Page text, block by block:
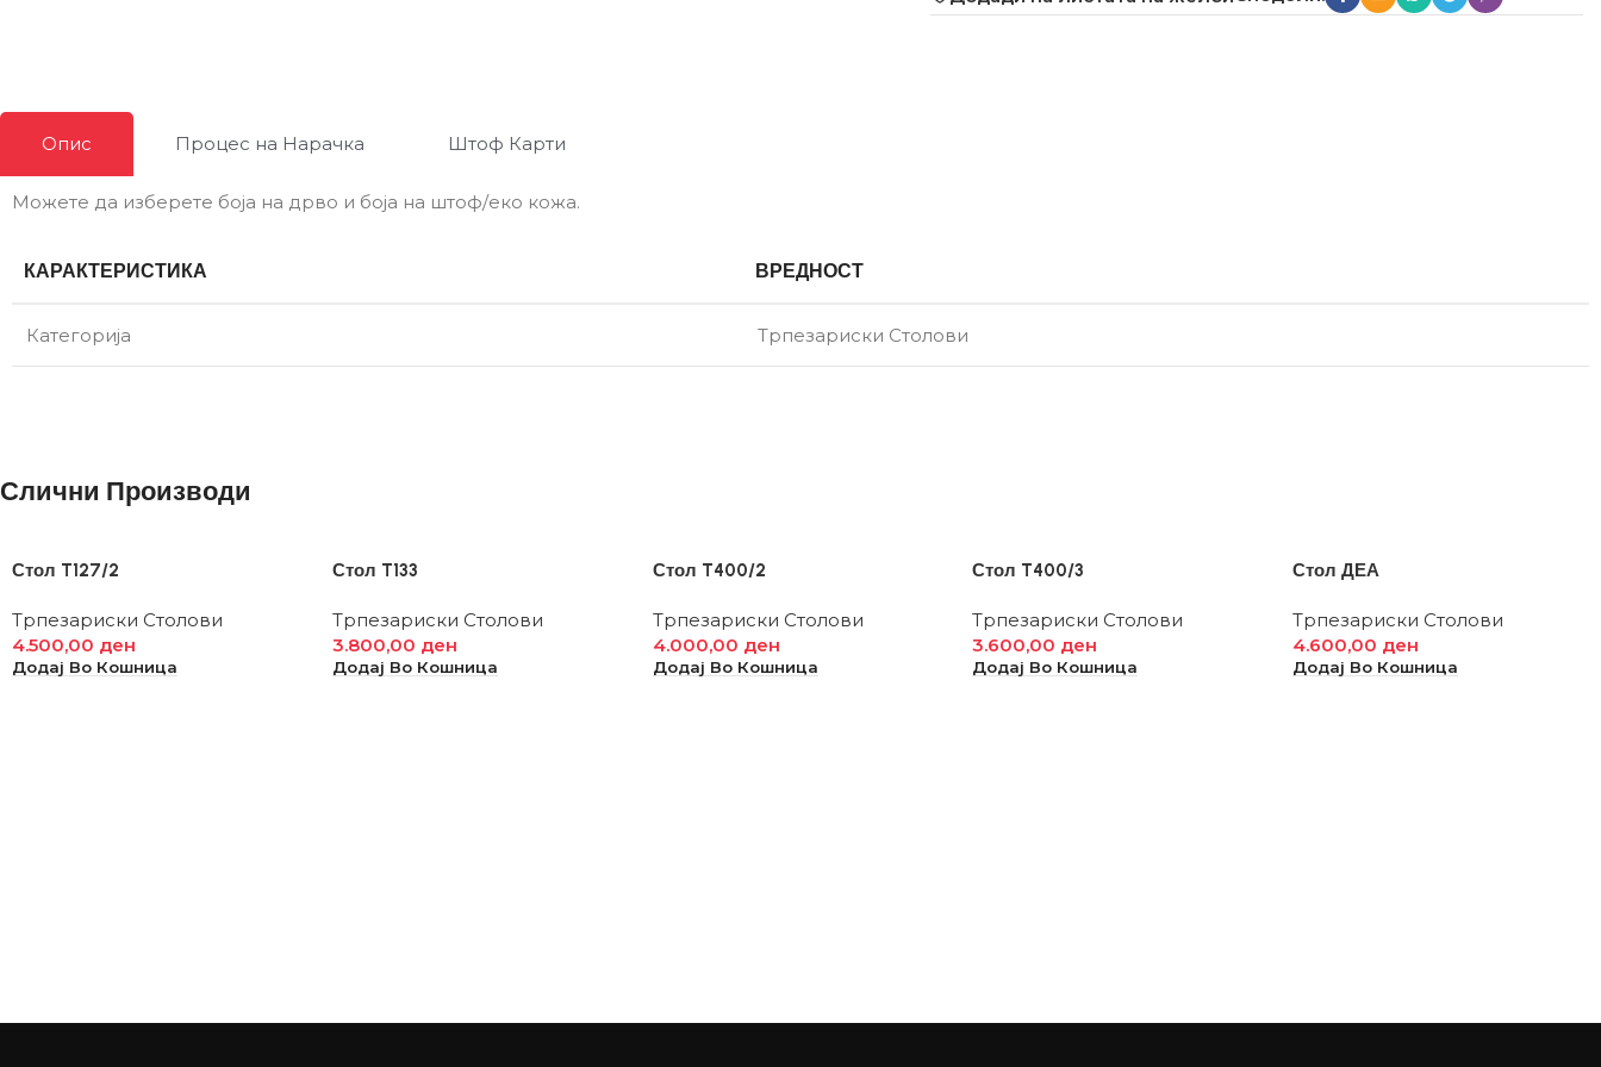
Опис Процес на Нарачка Штоф Карти
Можете да изберете боја на дрво и боја на штоф/еко кожа.
КАРАКТЕРИСТИКА ВРЕДНОСТ
Категорија Трпезариски Столови
Слични Производи
Стол T127/2
Трпезариски Столови
4.500,00 ден
Додај Во Кошница
Стол T133
Трпезариски Столови
3.800,00 ден
Додај Во Кошница
Стол T400/2
Трпезариски Столови
4.000,00 ден
Додај Во Кошница
Стол T400/3
Трпезариски Столови
3.600,00 ден
Додај Во Кошница
Стол ДЕА
Трпезариски Столови
4.600,00 ден
Додај Во Кошница